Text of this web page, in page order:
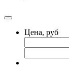
Цена, руб